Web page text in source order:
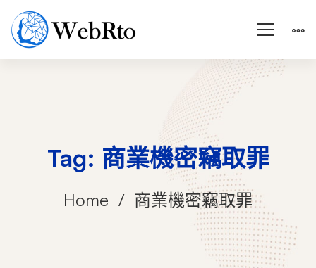
Tag: 商業機密竊取罪
Home 商業機密竊取罪